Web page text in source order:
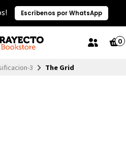
Escríbenos por WhatsApp
0
3 The Grid